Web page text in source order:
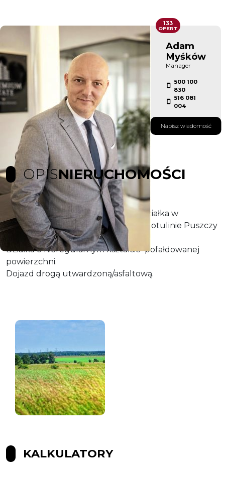
Adam
Myśków
Manager
500 100
830
516 081
004
Napisz wiadomość
133
OFERT
OPISNIERUCHOMOŚCI
Bardzo atrakcyjnie zlokalizowana działka w
miejscowości Kołowo k/Szczecina, w otulinie Puszczy
Bukowej.
Działka o nieregularnym kształcie pofałdowanej
powierzchni.
Dojazd drogą utwardzoną/asfaltową.
KALKULATORY